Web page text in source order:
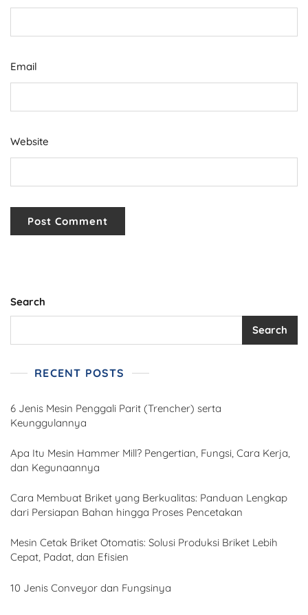
Email
Website
Search
Search
RECENT POSTS
6 Jenis Mesin Penggali Parit (Trencher) serta
Keunggulannya
Apa Itu Mesin Hammer Mill? Pengertian, Fungsi, Cara Kerja,
dan Kegunaannya
Cara Membuat Briket yang Berkualitas: Panduan Lengkap
dari Persiapan Bahan hingga Proses Pencetakan
Mesin Cetak Briket Otomatis: Solusi Produksi Briket Lebih
Cepat, Padat, dan Efisien
10 Jenis Conveyor dan Fungsinya